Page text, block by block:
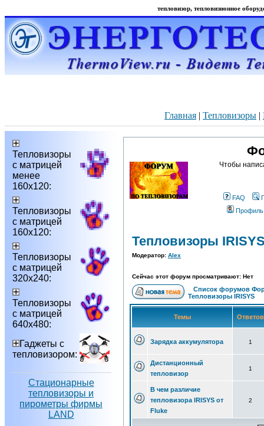
тепловизор, тепловизионное
Главная | Тепловизоры |
Тепловизоры
с матрицей
менее
160х120:
Тепловизоры
с матрицей
160х120:
Тепловизоры
с матрицей
320х240:
Тепловизоры
с матрицей
640х480:
Гаджеты с
тепловизором:
Стационарные
тепловизоры и
пирометры фирмы
LAND
Чтобы
FAQ
Профиль
Тепловизоры
Модератор: Alex
Сейчас этот форум просматривают: Нет
Список форумов
Тепловизоры IRISYS
Темы
Зарядка аккумулятора 1
Дистанционный
тепловизор
1
В чем различие
тепловизора IRISYS от
Fluke
2